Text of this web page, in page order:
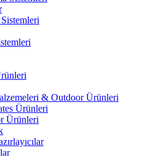
& Outdoor Ürünleri
Ürünleri
Ürünleri